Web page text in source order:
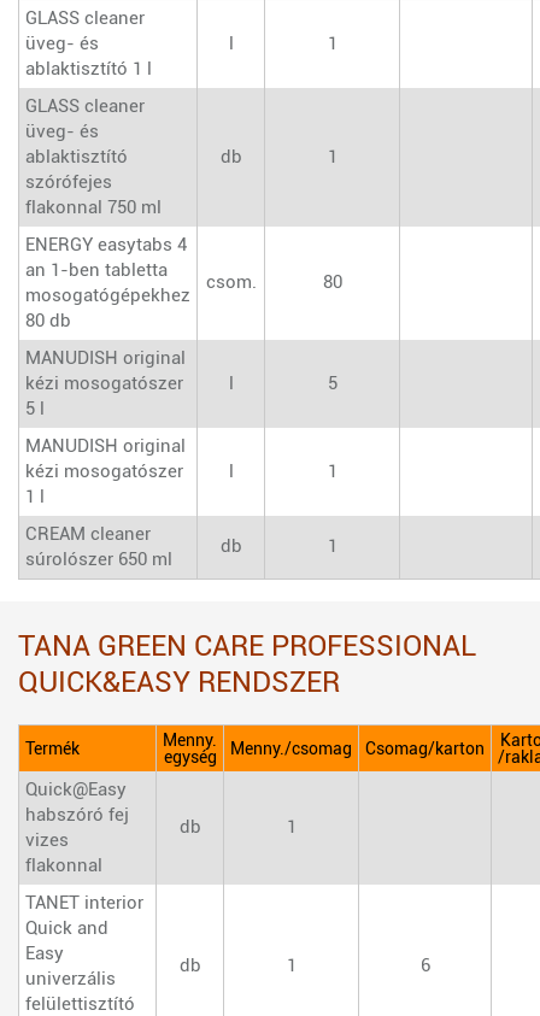
GLASS cleaner
üveg- és
ablaktisztító 1 l
l 1
GLASS cleaner
üveg- és
ablaktisztító
szórófejes
flakonnal 750 ml
db 1
ENERGY easytabs 4
an 1-ben tabletta
mosogatógépekhez
80 db
csom. 80
MANUDISH original
kézi mosogatószer
5 l
l 5
MANUDISH original
kézi mosogatószer
1 l
l 1
CREAM cleaner
súrolószer 650 ml
db 1
TANA GREEN CARE PROFESSIONAL
QUICK&EASY RENDSZER
Termék
Menny.
egység
Menny./csomag Csomag/karton
/
Quick@Easy
habszóró fej
vizes
flakonnal
db 1
TANET interior
Quick and
Easy
univerzális
felülettisztító
db 1 6